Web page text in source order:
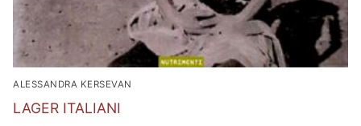
ALESSANDRA KERSEVAN
LAGER ITALIANI